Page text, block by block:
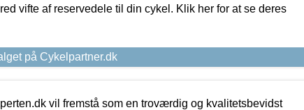
vifte af reservedele til din cykel. Klik her for at se deres
på Cykelpartner.dk
vil fremstå som en troværdig og kvalitetsbevidst